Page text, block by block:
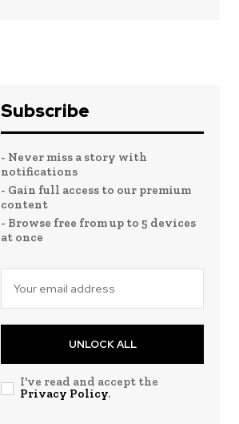
Subscribe
- Never miss a story with
notifications
- Gain full access to our premium
content
- Browse free from up to 5 devices
at once
UNLOCK ALL
I've read and accept the
Privacy Policy.